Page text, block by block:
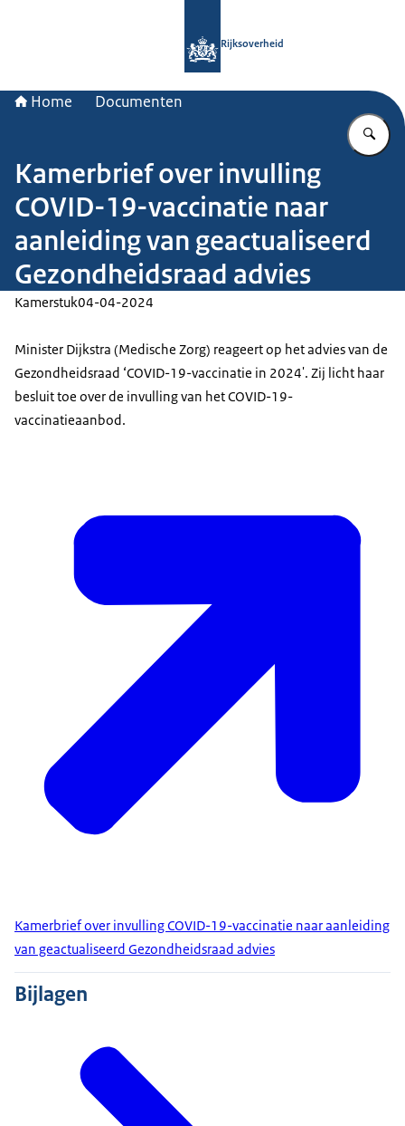
Rijksoverheid
Home Documenten
Kamerbrief over invulling
COVID-19-vaccinatie naar
aanleiding van geactualiseerd
Gezondheidsraad advies
Kamerstuk04-04-2024
Minister Dijkstra (Medische Zorg) reageert op het advies van de
Gezondheidsraad ‘COVID-19-vaccinatie in 2024'. Zij licht haar
besluit toe over de invulling van het COVID-19-
vaccinatieaanbod.
Kamerbrief over invulling COVID-19-vaccinatie naar aanleiding
van geactualiseerd Gezondheidsraad advies
Bijlagen